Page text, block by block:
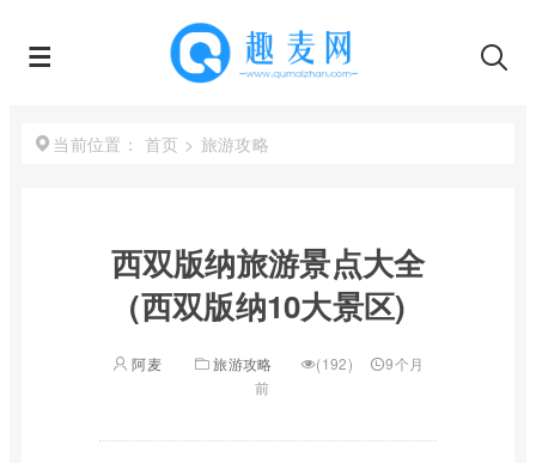
当前位置： 首页 > 旅游攻略
西双版纳旅游景点大全
(西双版纳10大景区)
阿麦 旅游攻略 (192)
9个月
前